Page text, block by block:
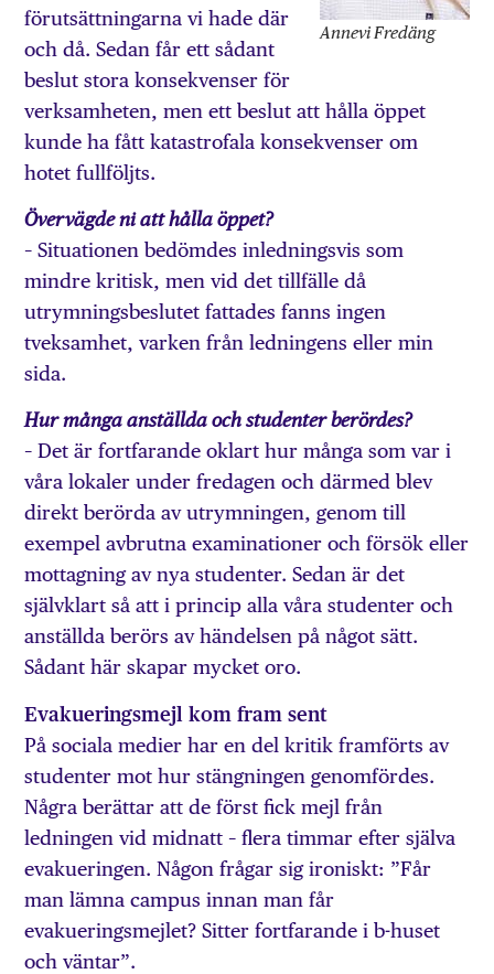
Annevi Fredäng
förutsättningarna vi hade där
och då. Sedan får ett sådant
beslut stora konsekvenser för
verksamheten, men ett beslut att hålla öppet
kunde ha fått katastrofala konsekvenser om
hotet fullföljts.
Övervägde ni att hålla öppet?
­– Situationen bedömdes inledningsvis som
mindre kritisk, men vid det tillfälle då
utrymningsbeslutet fattades fanns ingen
tveksamhet, varken från ledningens eller min
sida.
Hur många anställda och studenter berördes?
– Det är fortfarande oklart hur många som var i
våra lokaler under fredagen och därmed blev
direkt berörda av utrymningen, genom till
exempel avbrutna examinationer och försök eller
mottagning av nya studenter. Sedan är det
självklart så att i princip alla våra studenter och
anställda berörs av händelsen på något sätt.
Sådant här skapar mycket oro.
Evakueringsmejl kom fram sent
På sociala medier har en del kritik framförts av
studenter mot hur stängningen genomfördes.
Några berättar att de först fick mejl från
ledningen vid midnatt – flera timmar efter själva
evakueringen. Någon frågar sig ironiskt: ”Får
man lämna campus innan man får
evakueringsmejlet? Sitter fortfarande i b-huset
och väntar”.